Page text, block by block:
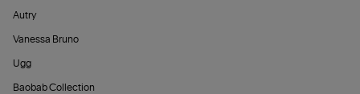
Autry
Vanessa Bruno
Ugg
Baobab Collection